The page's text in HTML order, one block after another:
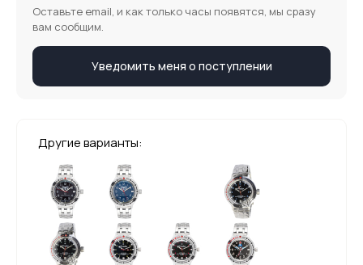
Оставьте email, и как только часы появятся, мы сразу
вам сообщим.
Уведомить меня о поступлении
Другие варианты: